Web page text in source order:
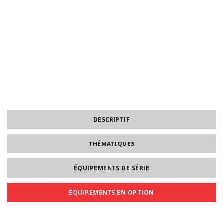
DESCRIPTIF
THÉMATIQUES
ÉQUIPEMENTS DE SÉRIE
ÉQUIPEMENTS EN OPTION